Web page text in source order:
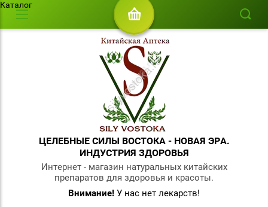
Каталог
ЦЕЛЕБНЫЕ СИЛЫ ВОСТОКА - НОВАЯ ЭРА.
ИНДУСТРИЯ ЗДОРОВЬЯ
Интернет - магазин натуральных китайских
препаратов для здоровья и красоты.
Внимание! У нас нет лекарств!